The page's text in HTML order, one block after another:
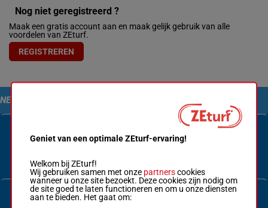
Nog niet geregistreerd ?
Maak een gratis account aan en maak gelijk gebruik van alle
voordelen van ZEturf.
REGISTREREN
NEEM CONTACT MET ONS OP
Geniet van een optimale ZEturf-ervaring!
Welkom bij ZEturf!
Wij gebruiken samen met onze partnerscookies
wanneer u onze site bezoekt. Deze cookies zijn nodig om
de site goed te laten functioneren en om u onze diensten
aan te bieden. Het gaat om: